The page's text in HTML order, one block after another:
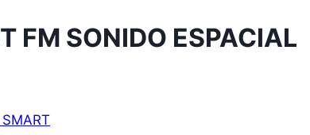
FM SONIDO ESPACIAL
SMART